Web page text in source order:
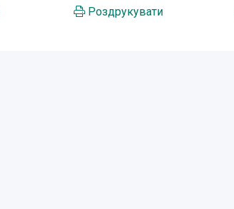
Роздрукувати